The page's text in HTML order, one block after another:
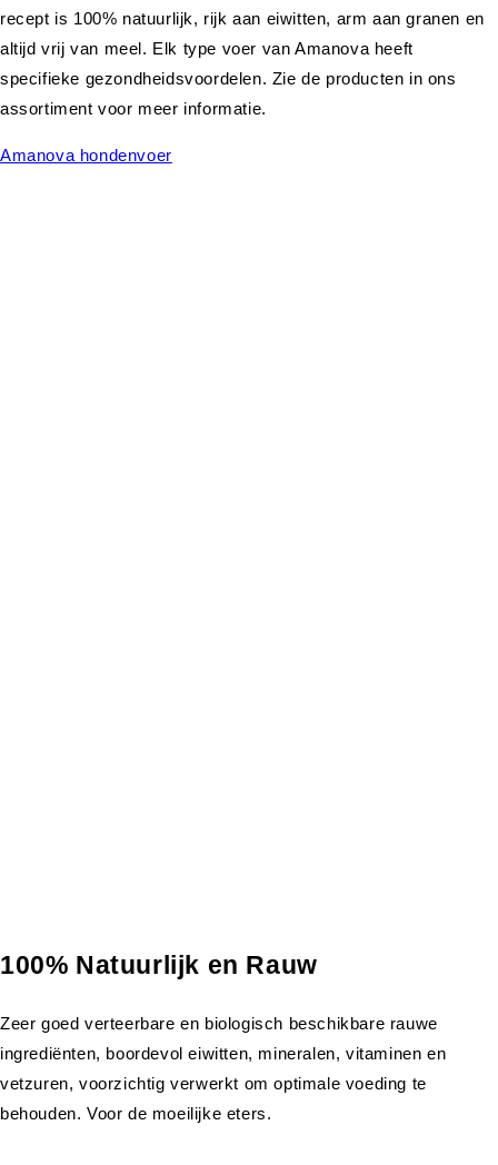
recept is 100% natuurlijk, rijk aan eiwitten, arm aan granen en
altijd vrij van meel. Elk type voer van Amanova heeft
specifieke gezondheidsvoordelen. Zie de producten in ons
assortiment voor meer informatie.
Amanova hondenvoer
100% Natuurlijk en Rauw
Zeer goed verteerbare en biologisch beschikbare rauwe
ingrediënten, boordevol eiwitten, mineralen, vitaminen en
vetzuren, voorzichtig verwerkt om optimale voeding te
behouden. Voor de moeilijke eters.